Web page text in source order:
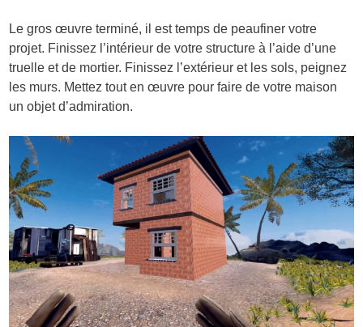
Le gros œuvre terminé, il est temps de peaufiner votre
projet. Finissez l’intérieur de votre structure à l’aide d’une
truelle et de mortier. Finissez l’extérieur et les sols, peignez
les murs. Mettez tout en œuvre pour faire de votre maison
un objet d’admiration.